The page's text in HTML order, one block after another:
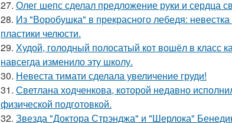
27. Олег шепс сделал предложение руки и сердца
28. Из "Воробушка" в прекрасного лебедя:
пластики челюсти.
29. Худой, голодный полосатый кот вошёл в класс
навсегда изменило эту школу.
30. Невеста тимати сделала увеличение груди!
31. Светлана ходченкова, которой недавно
физической подготовкой.
32. Звезда "Доктора Стрэнджа" и "Шерлока"